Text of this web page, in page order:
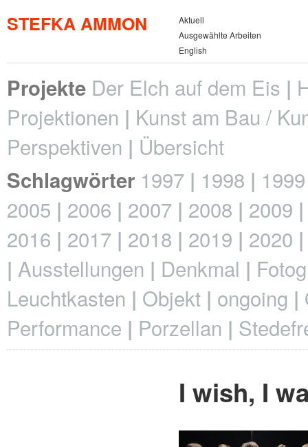
STEFKA AMMON
Aktuell
Ausgewählte Arbeiten
English
Projekte Der Elch auf dem Eis
Projektionen
Kunst am Bau /
Perspektiven
Übersicht
Schlagwörter 1997 1998
1999
2005
2006 2007 2008
2009
2016
2017 2018 2019
2020
Ausstellungen
Denkmal
Leuchtkasten
Objekt ongoing
Performance
Porzellan
I wish, I